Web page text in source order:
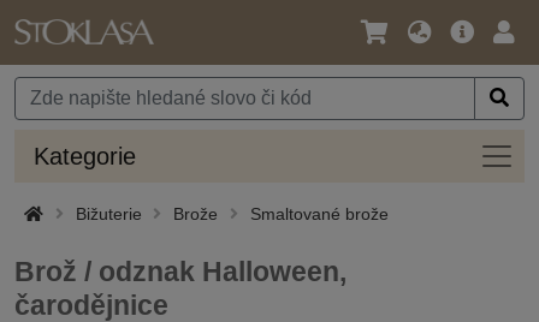
Jazyk
Měna
Hlavní
Kategorie
Bižuterie Brože Smaltované brože
Brož / odznak Halloween,
čarodějnice